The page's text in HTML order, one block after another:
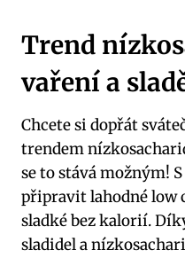
Trend
vaření a
Chcete‌ si dopřát
trendem
se‌ to stává možným!
připravit lahodné low
sladké bez ⁣kalorií.
sladidel a